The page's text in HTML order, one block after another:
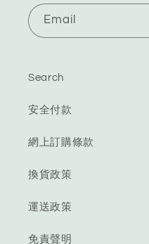
Email
Search
安全付款
網上訂購條款
換貨政策
運送政策
免責聲明